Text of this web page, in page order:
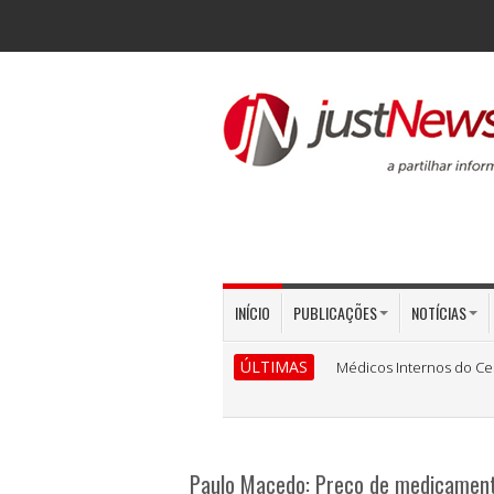
INÍCIO PUBLICAÇÕES NOTÍCIAS
ÚLTIMAS Médicos Internos do
Paulo Macedo: Preço de